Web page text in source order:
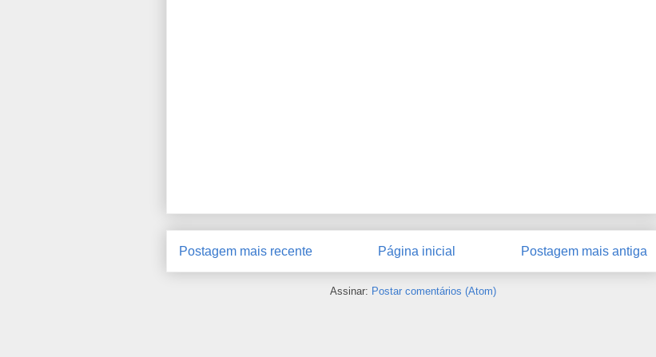
Postagem mais recente Postagem mais antiga
Página inicial
Assinar: Postar comentários (Atom)